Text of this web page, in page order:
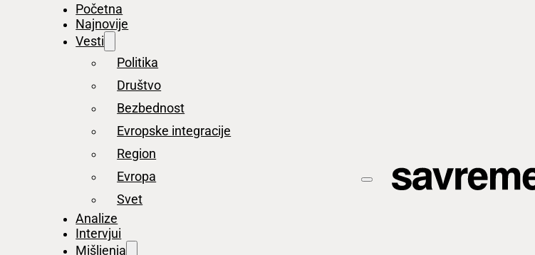
Početna
Najnovije
Vesti
Politika
Društvo
Bezbednost
Evropske integracije
Region
Evropa
Svet
Analize
Intervjui
Mišljenja